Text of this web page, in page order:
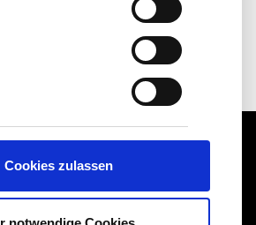
Cookies zulassen